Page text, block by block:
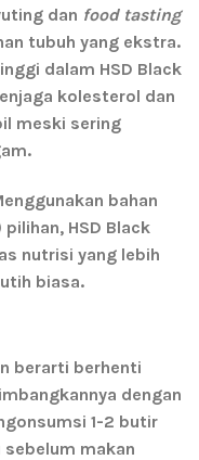
dan food tasting
tubuh yang ekstra.
dalam HSD Black
kolesterol dan
meski sering
bahan
HSD Black
nutrisi yang lebih
biasa.
berarti berhenti
dengan
1-2 butir
sebelum makan